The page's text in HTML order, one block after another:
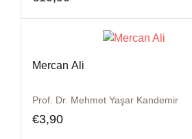
Mercan Ali
Prof. Dr. Mehmet Yaşar Kandemir
€3,90